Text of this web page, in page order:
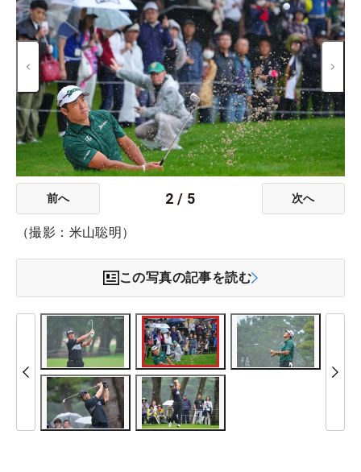
前へ 2 / 5 次へ
（撮影：米山聡明）
この写真の記事を読む